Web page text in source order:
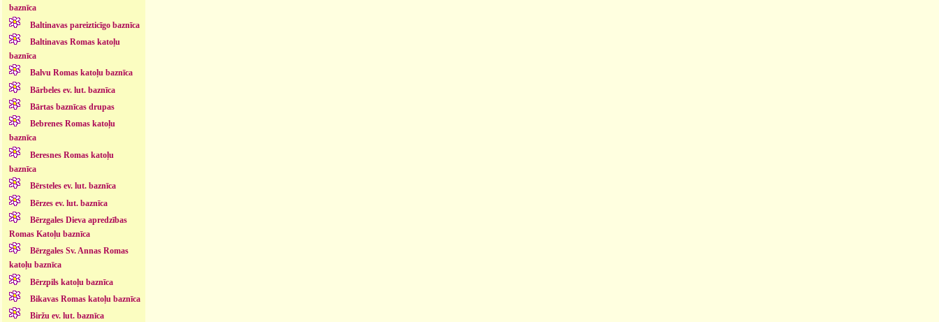
baznīca
Baltinavas pareizticīgo baznīca
Baltinavas Romas katoļu
baznīca
Balvu Romas katoļu baznīca
Bārbeles ev. lut. baznīca
Bārtas baznīcas drupas
Bebrenes Romas katoļu
baznīca
Beresnes Romas katoļu
baznīca
Bērsteles ev. lut. baznīca
Bērzes ev. lut. baznīca
Bērzgales Dieva apredzības
Romas Katoļu baznīca
Bērzgales Sv. Annas Romas
katoļu baznīca
Bērzpils katoļu baznīca
Bikavas Romas katoļu baznīca
Biržu ev. lut. baznīca